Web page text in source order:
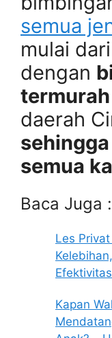
semua
mulai
dengan
termurah
daerah
semua
Baca Juga :
Les
Kapan